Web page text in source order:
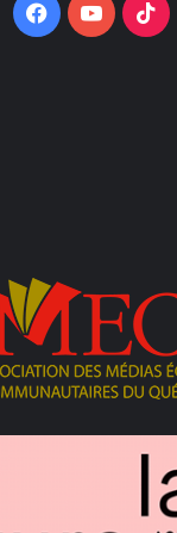
Facebook
YouTube